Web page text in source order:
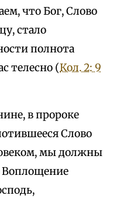
что Бог, Слово
стало
полнота
телесно (Кол. 2: 9
в пророке
Слово
мы должны